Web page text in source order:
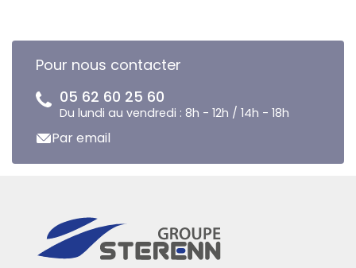
Pour nous contacter
05 62 60 25 60
Du lundi au vendredi : 8h - 12h / 14h - 18h
Par email